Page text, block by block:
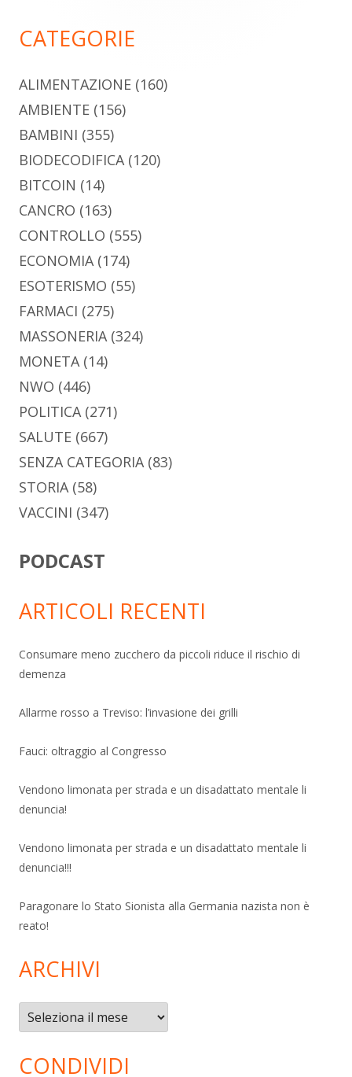
CATEGORIE
ALIMENTAZIONE (160)
AMBIENTE (156)
BAMBINI (355)
BIODECODIFICA(120)
BITCOIN (14)
CANCRO (163)
CONTROLLO (555)
ECONOMIA(174)
ESOTERISMO (55)
FARMACI (275)
MASSONERIA(324)
MONETA(14)
NWO (446)
POLITICA(271)
SALUTE (667)
SENZA CATEGORIA(83)
STORIA(58)
VACCINI (347)
PODCAST
ARTICOLI RECENTI
Consumare meno zucchero da piccoli riduce il rischio di
demenza
Allarme rosso a Treviso: l’invasione dei grilli
Fauci: oltraggio al Congresso
Vendono limonata per strada e un disadattato mentale li
denuncia!
Vendono limonata per strada e un disadattato mentale li
denuncia!!!
Paragonare lo Stato Sionista alla Germania nazista non è
reato!
ARCHIVI
Archivi
CONDIVIDI